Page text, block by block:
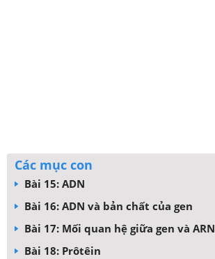
Các mục con
Bài 15: ADN
Bài 16: ADN và bản chất của gen
Bài 17: Mối quan hệ giữa gen và ARN
Bài 18: Prôtêin